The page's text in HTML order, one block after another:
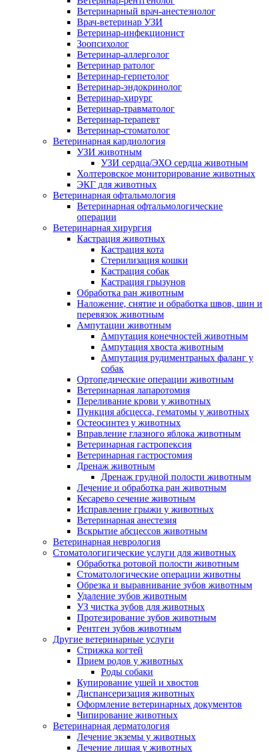
Ветеринарный врач-анестезиолог
Врач-ветеринар УЗИ
Ветеринар-инфекционист
Зоопсихолог
Ветеринар-аллерголог
Ветеринар ратолог
Ветеринар-герпетолог
Ветеринар-эндокринолог
Ветеринар-хирург
Ветеринар-травматолог
Ветеринар-терапевт
Ветеринар-стоматолог
Ветеринарная кардиология
УЗИ животным
УЗИ сердца/ЭХО сердца животным
Холтеровское мониторирование животных
ЭКГ для животных
Ветеринарная офтальмология
Ветеринарная офтальмологические
операции
Ветеринарная хирургия
Кастрация животных
Кастрация кота
Стерилизация кошки
Кастрация собак
Кастрация грызунов
Обработка ран животным
Наложение, снятие и обработка швов, шин и
перевязок животным
Ампутации животным
Ампутация конечностей животным
Ампутация хвоста животным
Ампутация рудиментраных фаланг у
собак
Ортопедические операции животным
Ветеринарная лапаротомия
Переливание крови у животных
Пункция абсцесса, гематомы у животных
Остеосинтез у животных
Вправление глазного яблока животным
Ветеринарная гастропексия
Ветеринарная гастростомия
Дренаж животным
Дренаж грудной полости животным
Лечение и обработка ран животным
Кесарево сечение животным
Исправление грыжи у животных
Ветеринарная анестезия
Вскрытие абсцессов животным
Ветеринарная неврология
Стоматологигические услуги для животных
Обработка ротовой полости животным
Стоматологические операции животны
Обрезка и выравнивание зубов животным
Удаление зубов животным
УЗ чистка зубов для животных
Протезирование зубов животным
Рентген зубов животным
Другие ветеринарные услуги
Стрижка когтей
Прием родов у животных
Роды собаки
Купирование ушей и хвостов
Диспансеризация животных
Оформление ветеринарных документов
Чипирование животных
Ветеринарная дерматология
Лечение экземы у животных
Лечение лишая у животных